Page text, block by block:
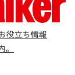
役立ち情報